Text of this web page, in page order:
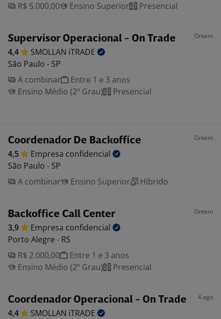
R$ 5.000,00
Ensino Superior Presencial
Supervisor Operacional - On Trade Ontem
4,4 SMOLLAN iTRADE
São Paulo - SP
A combinar
Entre 1 e 3 anos
Ensino Médio (2º Grau)
Presencial
Coordenador De Backoffice Ontem
4,5 Empresa confidencial
São Paulo - SP
A combinar
Ensino Superior Híbrido
Backoffice Call Center Ontem
3,9 Empresa confidencial
Porto Alegre - RS
R$ 2.000,00
Entre 1 e 3 anos
Ensino Médio (2º Grau)
Presencial
Coordenador Operacional - On Trade 4 ago
4,4 SMOLLAN iTRADE